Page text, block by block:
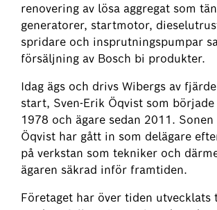
renovering av lösa aggregat som
generatorer, startmotor,
spridare och insprutningspumpar
försäljning av Bosch bi produkter.
Idag ägs och drivs Wibergs av
start, Sven-Erik Öqvist som
1978 och ägare sedan 2011.
Öqvist har gått in som delägare
på verkstan som tekniker och
ägaren säkrad inför framtiden.
Företaget har över tiden utvecklats